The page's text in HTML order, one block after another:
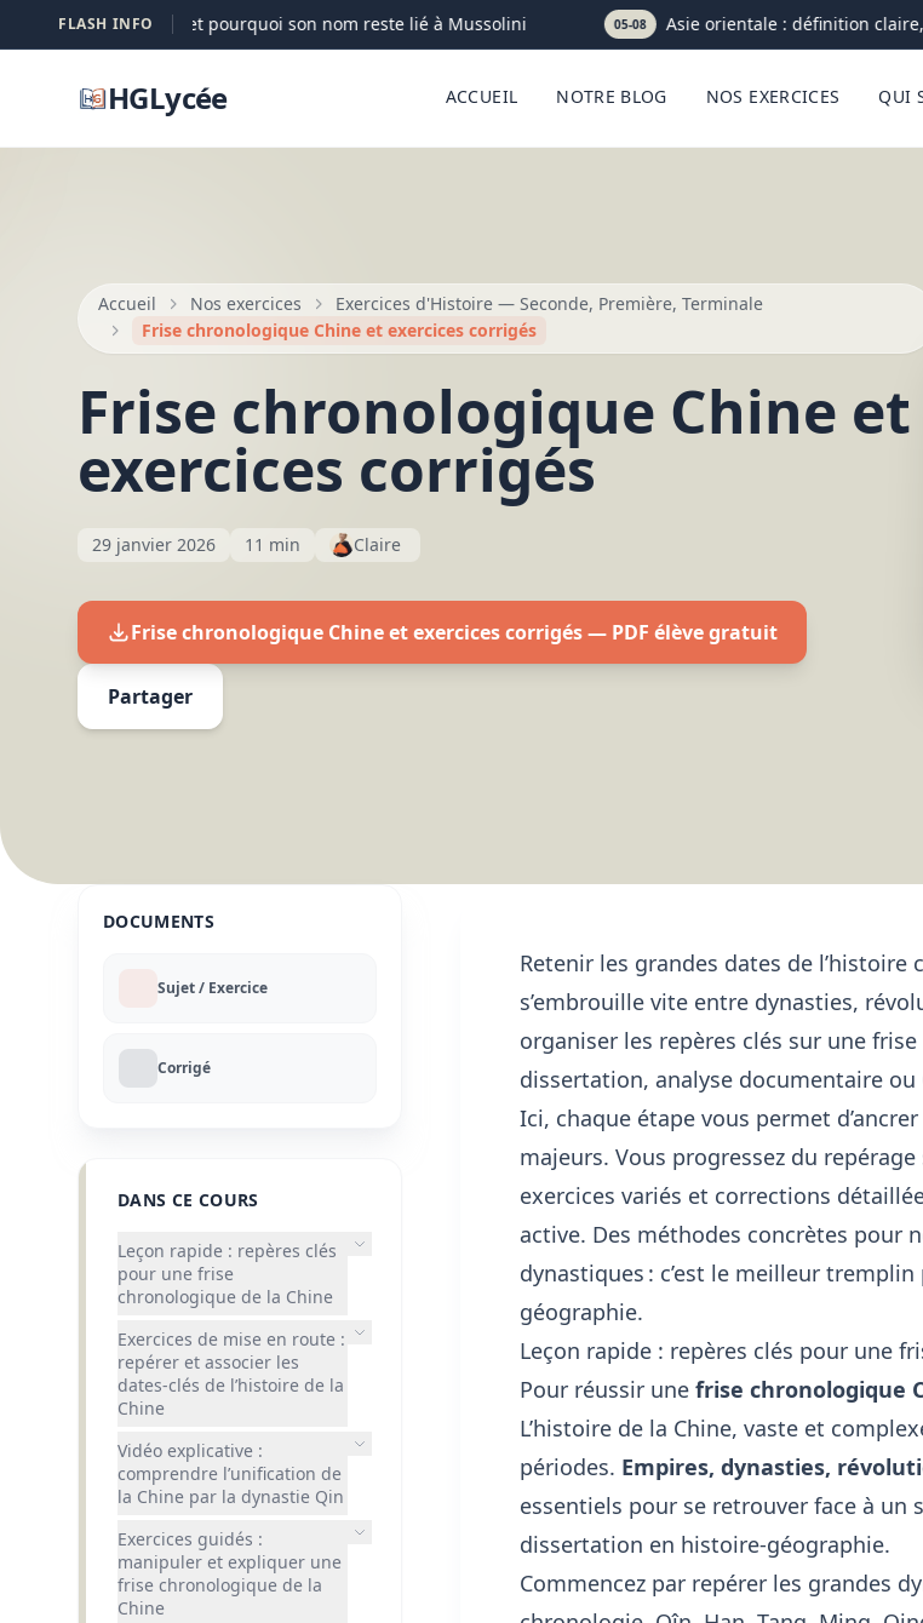
FLASH INFO
: qui elle est et pourquoi son nom reste lié à Mussolini 05-08 Asie orientale : définition claire,
HGLycée ACCUEIL NOTRE BLOG NOS EXERCICES QUI
Accueil Nos exercices
Exercices d'Histoire — Seconde, Première, Terminale
Frise chronologique Chine et exercices corrigés
Frise chronologique Chine et
exercices corrigés
29 janvier 2026 11 min Claire
Frise chronologique Chine et exercices corrigés — PDF élève gratuit
Partager
DOCUMENTS
Sujet / Exercice
Corrigé
DANS CE COURS
Leçon rapide : repères clés
pour une frise
chronologique de la Chine
Exercices de mise en route :
repérer et associer les
dates-clés de l’histoire de la
Chine
Vidéo explicative :
comprendre l’unification de
la Chine par la dynastie Qin
Exercices guidés :
manipuler et expliquer une
frise chronologique de la
Chine
Retenir les grandes dates de
s’embrouille vite entre dynasties,
organiser les repères clés sur une
dissertation, analyse documentaire
Ici, chaque étape vous permet
majeurs. Vous progressez du
exercices variés et corrections
active. Des méthodes concrètes pour
dynastiques : c’est le meilleur
géographie.
Leçon rapide : repères clés pour une
Pour réussir une frise chronologique
L’histoire de la Chine, vaste et
périodes. Empires, dynasties,
essentiels pour se retrouver face à un
dissertation en histoire-géographie.
Commencez par repérer les grandes